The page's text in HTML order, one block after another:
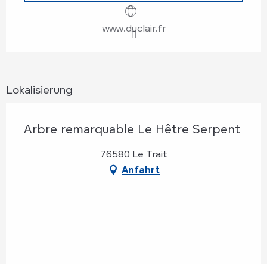
www.duclair.fr
Lokalisierung
Arbre remarquable Le Hêtre Serpent
76580 Le Trait
Anfahrt